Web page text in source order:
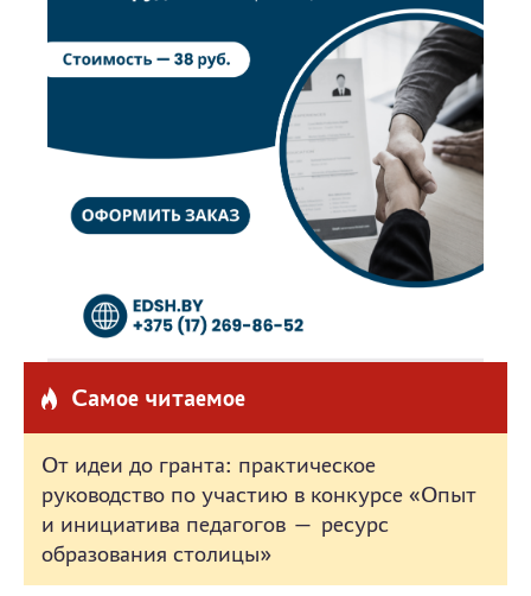
Самое читаемое
От идеи до гранта: практическое
руководство по участию в конкурсе «Опыт
и инициатива педагогов — ресурс
образования столицы»